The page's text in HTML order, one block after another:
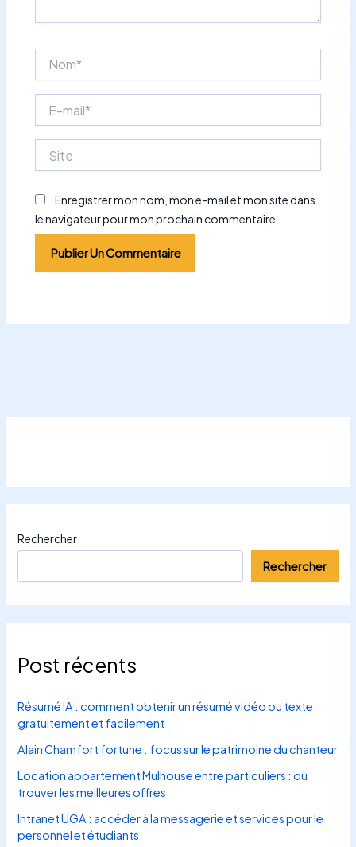
mail*
Enregistrer mon nom, mon e-mail et mon site dans
le navigateur pour mon prochain commentaire.
Rechercher
Rechercher
Post récents
Résumé IA : comment obtenir un résumé vidéo ou texte
gratuitement et facilement
Alain Chamfort fortune : focus sur le patrimoine du chanteur
Location appartement Mulhouse entre particuliers : où
trouver les meilleures offres
Intranet UGA : accéder à la messagerie et services pour le
personnel et étudiants